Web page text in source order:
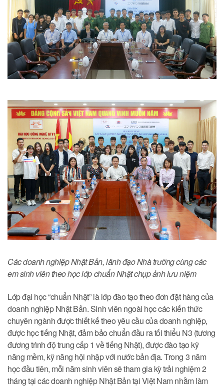
Các doanh nghiệp Nhật Bản, lãnh đạo Nhà trường cùng các
em sinh viên theo học lớp chuẩn Nhật chụp ảnh lưu niệm
Lớp đại học “chuẩn Nhật” là lớp đào tạo theo đơn đặt hàng của
doanh nghiệp Nhật Bản. Sinh viên ngoài học các kiến thức
chuyên ngành được thiết kế theo yêu cầu của doanh nghiệp,
được học tiếng Nhật, đảm bảo chuẩn đầu ra tối thiểu N3 (tương
đương trình độ trung cấp 1 về tiếng Nhật), được đào tạo kỹ
năng mềm, kỹ năng hội nhập với nước bản địa. Trong 3 năm
học đầu tiên, mỗi năm sinh viên sẽ tham gia kỳ trải nghiệm 2
tháng tại các doanh nghiệp Nhật Bản tại Việt Nam nhằm làm